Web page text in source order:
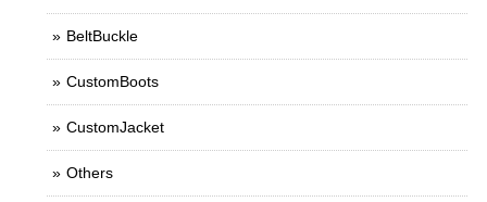
BeltBuckle
CustomBoots
CustomJacket
Others